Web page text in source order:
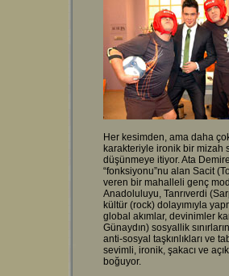
Her kesimden, ama daha
karakteriyle ironik bir mizah
düşünmeye itiyor. Ata
“fonksiyonu”nu alan Sacit
veren bir mahalleli genç
Anadoluluyu, Tanrıverdi
kültür (rock) dolayımıyla
global akımlar, devinimler
Günaydın) sosyallik
anti-sosyal taşkınlıkları ve
sevimli, ironik, şakacı ve
boğuyor.